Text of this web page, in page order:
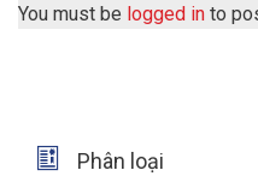
You must be logged in to
 Phân loại